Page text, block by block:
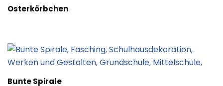
Osterkörbchen
Bunte Spirale